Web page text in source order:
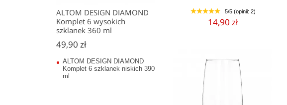
1 2 3 4 5 5/5 (opinii: 2)
14,90 zł
ALTOM DESIGN DIAMOND
Komplet 6 wysokich
szklanek 360 ml
49,90 zł
ALTOM DESIGN DIAMOND
Komplet 6 szklanek niskich 390
ml